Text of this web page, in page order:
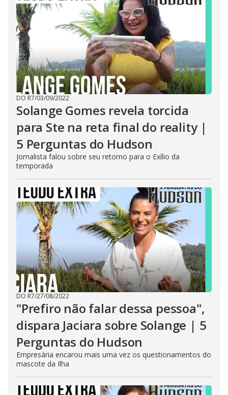
DO R7/03/09/2022
Solange Gomes revela torcida
para Ste na reta final do reality |
5 Perguntas do Hudson
Jornalista falou sobre seu retorno para o Exílio da
temporada
DO R7/27/08/2022
"Prefiro não falar dessa pessoa",
dispara Jaciara sobre Solange | 5
Perguntas do Hudson
Empresária encarou mais uma vez os questionamentos do
mascote da Ilha